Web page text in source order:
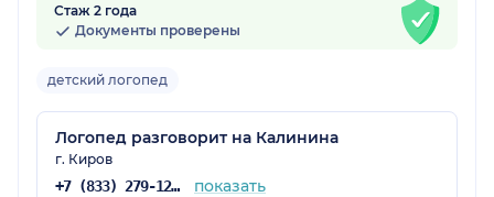
Стаж 2 года
Документы проверены
детский логопед
Логопед разговорит на Калинина
г. Киров
+7 (833) 279-12-71 показать